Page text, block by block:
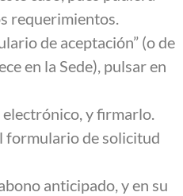
requerimientos.
de aceptación” (o de
en la Sede), pulsar en
y firmarlo.
formulario de solicitud
anticipado, y en su